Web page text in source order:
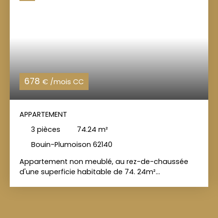
678 € /mois CC
APPARTEMENT
3 pièces 74.24 m²
Bouin-Plumoison 62140
Appartement non meublé, au rez-de-chaussée
d'une superficie habitable de 74. 24m²